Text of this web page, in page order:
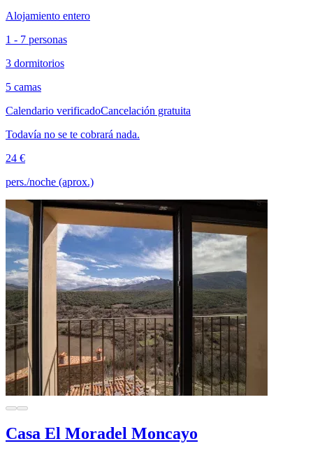
Alojamiento entero
1 - 7 personas
3 dormitorios
5 camas
Calendario verificadoCancelación gratuita
Todavía no se te cobrará nada.
24 €
pers./noche (aprox.)
Casa El Moradel Moncayo